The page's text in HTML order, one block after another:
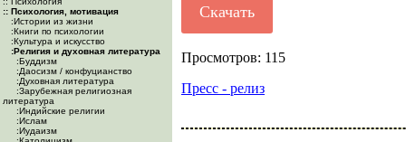
:: Психология, мотивация
:Истории из жизни
:Книги по психологии
:Культура и искусство
:Религия и духовная литература
:Буддизм
:Даосизм / конфуцианство
:Духовная литература
:Зарубежная религиозная
литература
:Индийские религии
:Ислам
:Иудаизм
Скачать
Просмотров: 115
Пресс - релиз